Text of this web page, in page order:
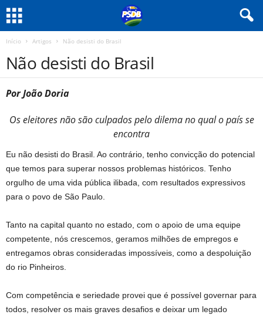
Início Artigos Não desisti do Brasil
Não desisti do Brasil
Por João Doria
Os eleitores não são culpados pelo dilema no qual o país se
encontra
Eu não desisti do Brasil. Ao contrário, tenho convicção do potencial
que temos para superar nossos problemas históricos. Tenho
orgulho de uma vida pública ilibada, com resultados expressivos
para o povo de São Paulo.
Tanto na capital quanto no estado, com o apoio de uma equipe
competente, nós crescemos, geramos milhões de empregos e
entregamos obras consideradas impossíveis, como a despoluição
do rio Pinheiros.
Com competência e seriedade provei que é possível governar para
todos, resolver os mais graves desafios e deixar um legado